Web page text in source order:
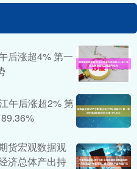
后涨超4% 第一
午后涨超2% 第
货宏观数据观
济总体产出持